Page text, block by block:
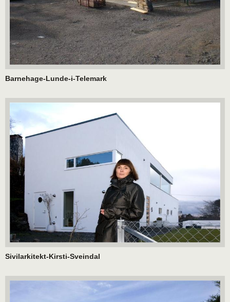
Barnehage-Lunde-i-Telemark
Sivilarkitekt-Kirsti-Sveindal